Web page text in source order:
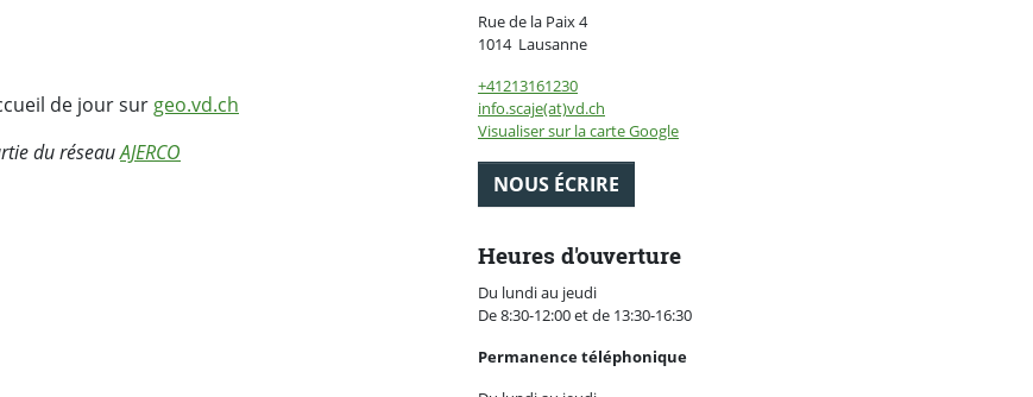
de jour sur geo.vd.ch
du réseauAJERCO
Rue de la Paix 4
1014 LausanneSuisse
+41213161230
info.scaje(at)vd.ch
Visualiser sur la carte Google
NOUS ÉCRIRE
Heures d'ouverture
Du lundi au jeudi
De 8:30-12:00 et de 13:30-16:30
Permanence téléphonique